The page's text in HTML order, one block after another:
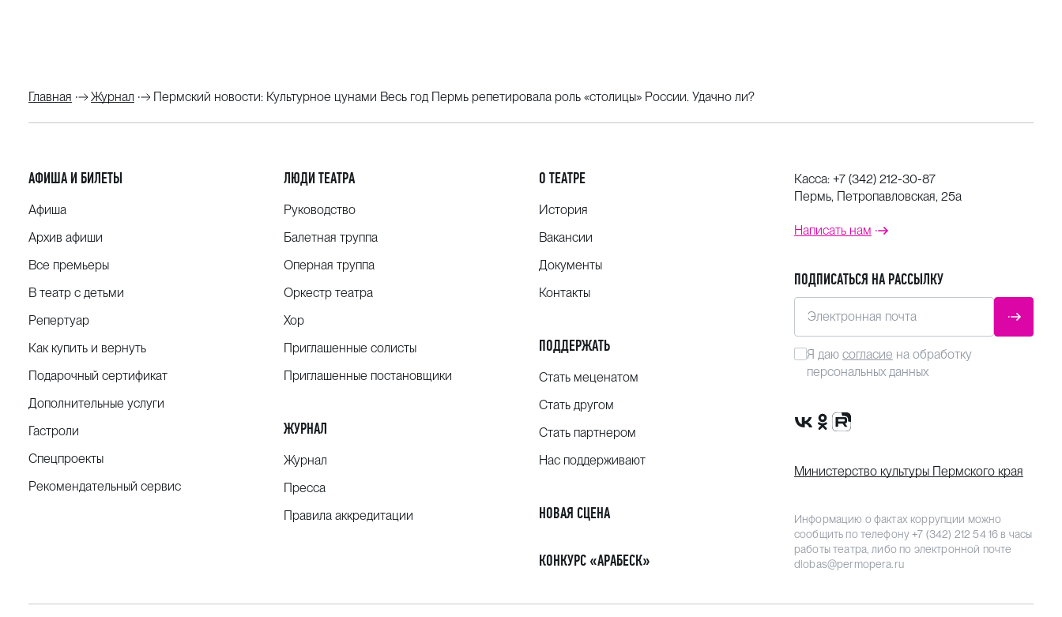
Главная Журнал Пермский новости: Культурное цунами Весь год Пермь репетировала роль «столицы» России. Удачно ли?
АФИША И БИЛЕТЫ
Афиша
Архив афиши
Все премьеры
В театр с детьми
Репертуар
Как купить и вернуть
Подарочный сертификат
Дополнительные услуги
Гастроли
Спецпроекты
Рекомендательный сервис
ЛЮДИ ТЕАТРА
Руководство
Балетная труппа
Оперная труппа
Оркестр театра
Хор
Приглашенные солисты
Приглашенные постановщики
ЖУРНАЛ
Журнал
Пресса
Правила аккредитации
О ТЕАТРЕ
История
Вакансии
Документы
Контакты
ПОДДЕРЖАТЬ
Стать меценатом
Стать другом
Стать партнером
Нас поддерживают
НОВАЯ СЦЕНА
КОНКУРС «АРАБЕСК»
Касса: +7 (342) 212-30-87
Пермь, Петропавловская, 25а
Написать нам
ПОДПИСАТЬСЯ НА РАССЫЛКУ
Электронная почта
Я даю согласие на обработку
персональных данных
Сообщество VK
Группа в одноклассниках
Канал Rutube
Министерство культуры Пермского края
Информацию о фактах коррупции можно
сообщить по телефону+7 (342) 212 54 16 в часы
работы театра, либо по электронной почте
dlobas@permopera.ru